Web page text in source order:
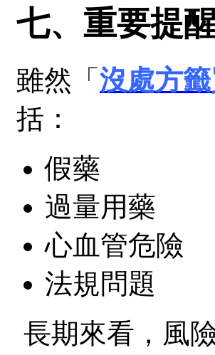
七、重要提
雖然「 沒處方
括：
假藥
過量用藥
心血管危險
法規問題
長期來看，風